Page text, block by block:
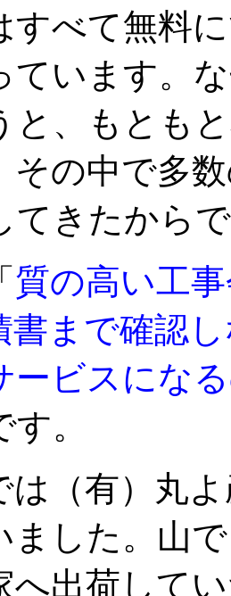
すべて無料
ています。
と、もとも
その中で多
てきたから
質の高い工
書まで確認
ービスにな
。
は（有）丸
ました。山
へ出荷して